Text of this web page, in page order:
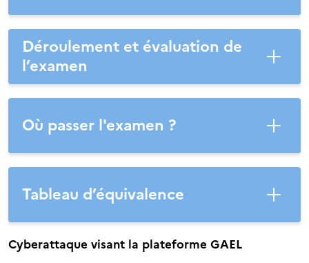
Déroulement et évaluation de
l’examen
Où passer l'examen ?
Tableau d’équivalence
Cyberattaque visant la plateforme GAEL